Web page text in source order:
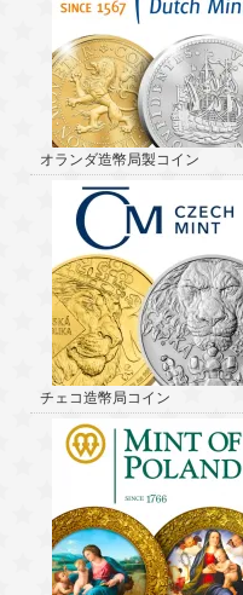
オランダ造幣局製コイン
チェコ造幣局コイン